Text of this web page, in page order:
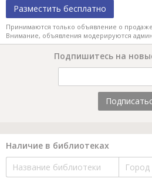
Разместить бесплатно
Принимаются только объявление о
Внимание, объявления модерируются
Подпишитесь на
Наличие в библиотеках